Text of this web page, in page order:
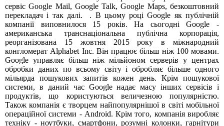
сервіс Google Mail, Google Talk, Google Maps, безкоштовний
перекладач і так далі. . В цьому році Google як публічній
компанії виповнилося 15 років. На сьогодні Google -
американська транснаціональна публічна корпорація,
реорганізована 15 жовтня 2015 року в міжнародний
конгломерат Alphabet Inc. Він працює більш ніж 100 мовами.
Google управляє більш ніж мільйоном серверів у центрах
обробки даних по всьому світу і обробляє більше одного
мільярда пошукових запитів кожен день. Крім пошукової
системи, в даний час Google надає масу інших сервісів і
продуктів, що користуються величезною популярністю.
Також компанія є творцем найпопулярнішої в світі мобільної
операційної системи - Android. Крім того, компанія виробляє
техніку - ноутбуки, смартфони, розумні колонки, гарнітури